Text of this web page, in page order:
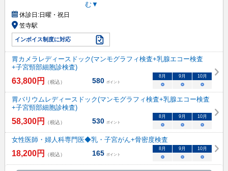
む▼
休診日:日曜・祝日
笠寺駅
インボイス制度に対応
胃カメラレディースドック(マンモグラフィ検査+乳腺エコー検査
+子宮頸部細胞診検査)
63,800円 （税込） 580 ポイント
8月 9月 10月
○ ○ ○
胃バリウムレディースドック(マンモグラフィ検査+乳腺エコー検査
+子宮頸部細胞診検査)
58,300円 （税込） 530 ポイント
8月 9月 10月
○ ○ ○
女性医師・婦人科専門医◆乳・子宮がん+骨密度検査
18,200円 （税込） 165 ポイント
8月 9月 10月
○ ○ ○